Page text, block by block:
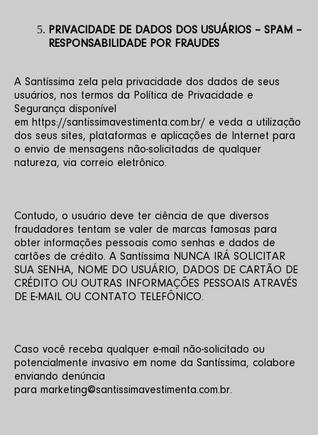
PRIVACIDADE DE DADOS DOS USUÁRIOS – SPAM –
RESPONSABILIDADE POR FRAUDES
A Santíssima zela pela privacidade dos dados de seus
usuários, nos termos da Política de Privacidade e
Segurança disponível
em https://santissimavestimenta.com.br/ e veda a utilização
dos seus sites, plataformas e aplicações de Internet para
o envio de mensagens não-solicitadas de qualquer
natureza, via correio eletrônico.
Contudo, o usuário deve ter ciência de que diversos
fraudadores tentam se valer de marcas famosas para
obter informações pessoais como senhas e dados de
cartões de crédito. A Santíssima NUNCA IRÁ SOLICITAR
SUA SENHA, NOME DO USUÁRIO, DADOS DE CARTÃO DE
CRÉDITO OU OUTRAS INFORMAÇÕES PESSOAIS ATRAVÉS
DE E-MAIL OU CONTATO TELEFÔNICO.
Caso você receba qualquer e-mail não-solicitado ou
potencialmente invasivo em nome da Santíssima, colabore
enviando denúncia
para marketing@santissimavestimenta.com.br.